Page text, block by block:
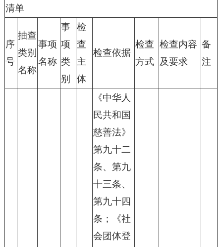
清单
序
号
抽查
类别
名称
事项
名称
事
项
类
别
检
查
主
体
检查依据
检查
方式
检查内容
及要求
备
注
《中华人
民共和国
慈善法》
第九十二
条、第九
十三条、
第九十四
条；《社
会团体登